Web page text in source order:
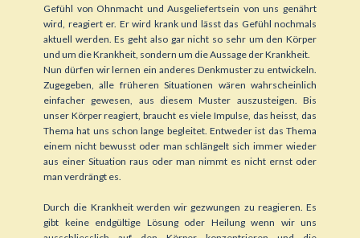
Gefühl von Ohnmacht und Ausgeliefertsein von uns genährt
wird, reagiert er. Er wird krank und lässt das Gefühl nochmals
aktuell werden. Es geht also gar nicht so sehr um den Körper
und um die Krankheit, sondern um die Aussage der Krankheit.
Nun dürfen wir lernen ein anderes Denkmuster zu entwickeln.
Zugegeben, alle früheren Situationen wären wahrscheinlich
einfacher gewesen, aus diesem Muster auszusteigen. Bis
unser Körper reagiert, braucht es viele Impulse, das heisst, das
Thema hat uns schon lange begleitet. Entweder ist das Thema
einem nicht bewusst oder man schlängelt sich immer wieder
aus einer Situation raus oder man nimmt es nicht ernst oder
man verdrängt es.
Durch die Krankheit werden wir gezwungen zu reagieren. Es
gibt keine endgültige Lösung oder Heilung wenn wir uns